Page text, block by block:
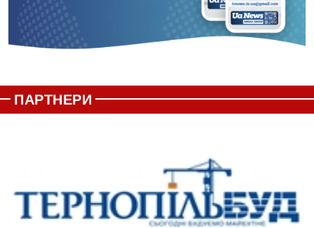
ПАРТНЕРИ